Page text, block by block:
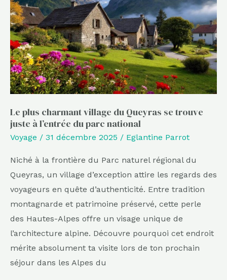
Le plus charmant village du Queyras se trouve
juste à l’entrée du parc national
Voyage / 31 décembre 2025 / Eglantine Parrot
Niché à la frontière du Parc naturel régional du
Queyras, un village d’exception attire les regards des
voyageurs en quête d’authenticité. Entre tradition
montagnarde et patrimoine préservé, cette perle
des Hautes-Alpes offre un visage unique de
l’architecture alpine. Découvre pourquoi cet endroit
mérite absolument ta visite lors de ton prochain
séjour dans les Alpes du
village
du
Queyras
se
trouve
juste
à
l’entrée
du
parc